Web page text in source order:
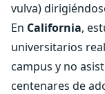
vulva)
En California,
universitarios
campus y no
centenares de